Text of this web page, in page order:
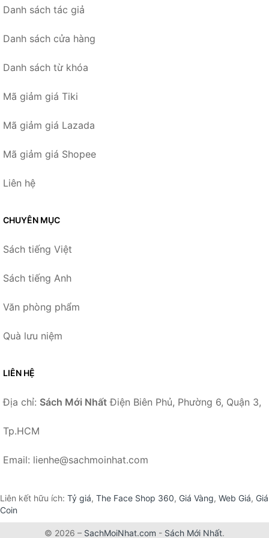
Danh sách tác giả
Danh sách cửa hàng
Danh sách từ khóa
Mã giảm giá Tiki
Mã giảm giá Lazada
Mã giảm giá Shopee
Liên hệ
CHUYÊN MỤC
Sách tiếng Việt
Sách tiếng Anh
Văn phòng phẩm
Quà lưu niệm
LIÊN HỆ
Địa chỉ: Sách Mới Nhất Điện Biên Phủ, Phường 6, Quận 3,
Tp.HCM
Email: lienhe@sachmoinhat.com
Liên kết hữu ích: Tỷ giá, The Face Shop 360, Giá Vàng, Web Giá, Giá
Coin
© 2026 – SachMoiNhat.com - Sách Mới Nhất.